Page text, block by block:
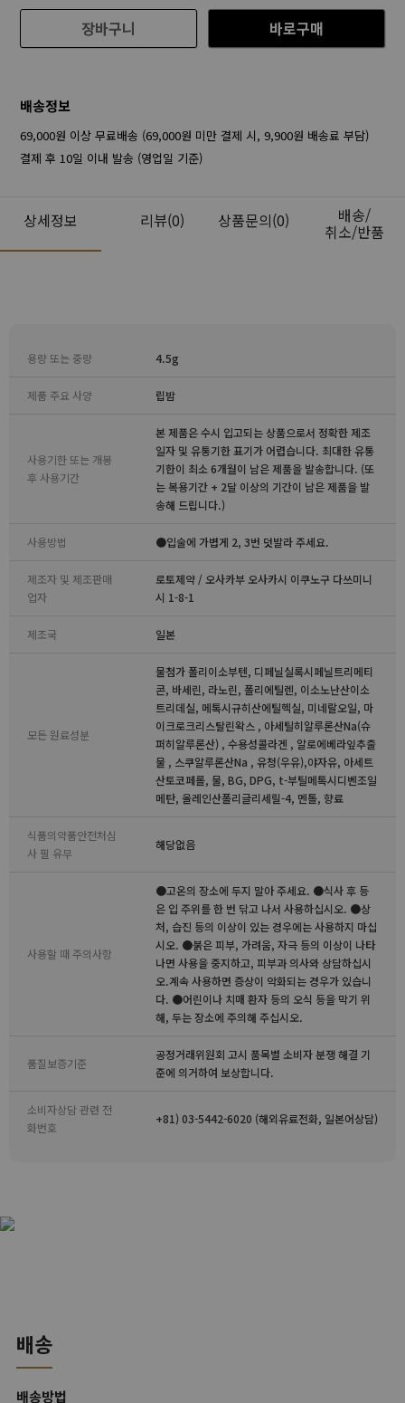
장바구니
바로구매
배송정보
69,000원 이상 무료배송 (69,000원 미만 결제 시, 9,900원 배송료 부담)
결제 후 10일 이내 발송 (영업일 기준)
상세정보 리뷰(0) 상품문의(0) 배송/
취소/반품
용량 또는 중량 4.5g
제품 주요 사양 립밤
사용기한 또는 개봉
후 사용기간
본 제품은 수시 입고되는 상품으로서 정확한 제조
일자 및 유통기한 표기가 어렵습니다. 최대한 유통
기한이 최소 6개월이 남은 제품을 발송합니다. (또
는 복용기간 + 2달 이상의 기간이 남은 제품을 발
송해 드립니다.)
사용방법 ●입술에 가볍게 2, 3번 덧발라 주세요.
제조자 및 제조판매
업자
로토제약 / 오사카부 오사카시 이쿠노구 다쓰미니
시 1-8-1
제조국 일본
모든 원료성분
물첨가 폴리이소부텐, 디페닐실록시페닐트리메티
콘, 바세린, 라노린, 폴리에틸렌, 이소노난산이소
트리데실, 메톡시규히산에틸헥실, 미네랄오일, 마
이크로크리스탈린왁스 , 아세틸히알루론산Na(슈
퍼히알루론산) , 수용성콜라겐 , 알로에베라잎추출
물 , 스쿠알루론산Na , 유청(우유),야자유, 아세트
산토코페롤, 물, BG, DPG, t-부틸메톡시디벤조일
메탄, 올레인산폴리글리세릴-4, 멘톨, 향료
식품의약품안전처심
사 필 유무
해당없음
사용할 때 주의사항
●고온의 장소에 두지 말아 주세요. ●식사 후 등
은 입 주위를 한 번 닦고 나서 사용하십시오. ●상
처, 습진 등의 이상이 있는 경우에는 사용하지 마십
시오. ●붉은 피부, 가려움, 자극 등의 이상이 나타
나면 사용을 중지하고, 피부과 의사와 상담하십시
오.계속 사용하면 증상이 악화되는 경우가 있습니
다. ●어린이나 치매 환자 등의 오식 등을 막기 위
해, 두는 장소에 주의해 주십시오.
품질보증기준
공정거래위원회 고시 품목별 소비자 분쟁 해결 기
준에 의거하여 보상합니다.
소비자상담 관련 전
화번호
+81) 03-5442-6020 (해외유료전화, 일본어상담)
배송
배송방법